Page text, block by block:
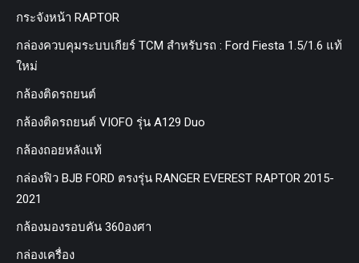
กระจังหน้า RAPTOR
กล่องควบคุมระบบเกียร์ TCM สำหรับรถ : Ford Fiesta 1.5/1.6 แท้
ใหม่
กล้องติดรถยนต์
กล้องติดรถยนต์ VIOFO รุ่น A129 Duo
กล้องถอยหลังแท้
กล่องฟิว BJB FORD ตรงรุ่น RANGER EVEREST RAPTOR 2015-
2021
กล้องมองรอบคัน 360องศา
กล่องเครื่อง